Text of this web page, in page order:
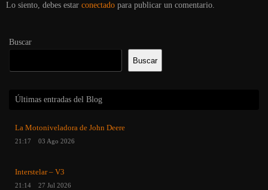
Lo siento, debes estar conectado para publicar un comentario.
Buscar
Buscar
Últimas entradas del Blog
La Motoniveladora de John Deere
21:17 03 Ago 2026
Interstelar – V3
21:14 27 Jul 2026